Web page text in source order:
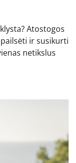
Atostogos
ir susikurti
netikslus